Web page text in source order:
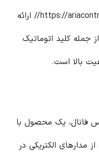
https://
ارائه
جمله کلید اتوماتیک
بالا است.
فیکس ۸۰۰ آمپر پارس فانال، یک محصول با
مدارهای الکتریکی در